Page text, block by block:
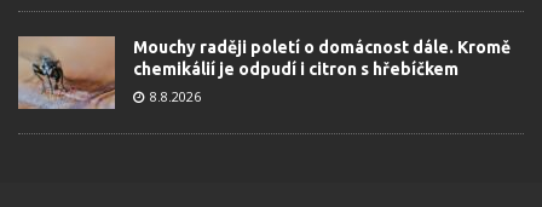
Mouchy raději poletí o domácnost dále. Kromě
chemikálií je odpudí i citron s hřebíčkem
8.8.2026